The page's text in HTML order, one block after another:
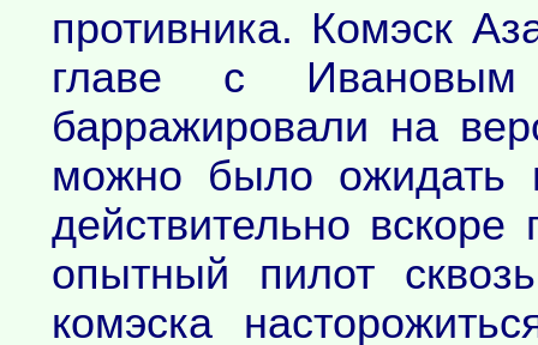
противника. Комэск
главе с
барражировали на
можно было ожидать
действительно
опытный пилот
комэска